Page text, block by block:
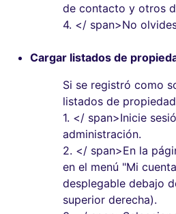
de contacto y otros
4. </ span>No
Cargar listados de
Si se registró como
listados de
1. </ span>Inicie
administración.
2. </ span>En la
en el menú "Mi
desplegable debajo
superior derecha).